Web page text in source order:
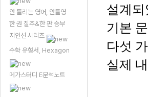
안 틀리는 영어, 안틀영
한 권 질주&한 판 승부
지인선 시리즈
수학 유형서, Hexagon
메가스터디 E분석노트
설계되
기본
다섯
실제